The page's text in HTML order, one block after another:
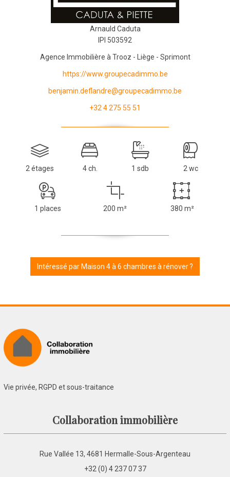
Arnauld Caduta
IPI 503592
Agence Immobilière à Trooz - Liège - Sprimont
https://www.groupecadimmo.be
benjamin.deflandre@groupecadimmo.be
+32 4 275 55 51
2 étages 4 ch. 1 sdb 2 wc
1 places 200 m² 380 m²
Intéressé par Maison 4 à 6 chambres à rénover ?
Vie privée, RGPD et sous-traitance
Collaboration immobilière
Rue Vallée 13, 4681 Hermalle-Sous-Argenteau
+32 (0) 4 237 07 37